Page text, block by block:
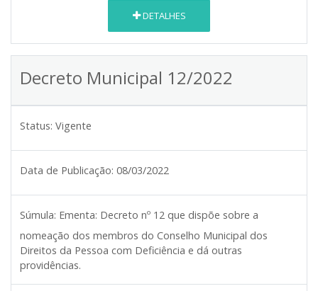
DETALHES
Decreto Municipal 12/2022
Status: Vigente
Data de Publicação: 08/03/2022
Súmula: Ementa: Decreto nº 12 que dispõe sobre a
nomeação dos membros do Conselho Municipal dos
Direitos da Pessoa com Deficiência e dá outras
providências.